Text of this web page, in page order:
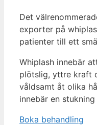
Det
exporter på
patienter till ett
Whiplash innebär
plötslig, yttre kraft
våldsamt åt olika
innebär en
Boka behandling